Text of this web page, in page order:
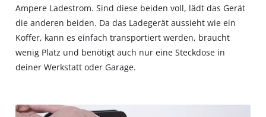
Ampere Ladestrom. Sind diese beiden voll, lädt das Gerät
die anderen beiden. Da das Ladegerät aussieht wie ein
Koffer, kann es einfach transportiert werden, braucht
wenig Platz und benötigt auch nur eine Steckdose in
deiner Werkstatt oder Garage.